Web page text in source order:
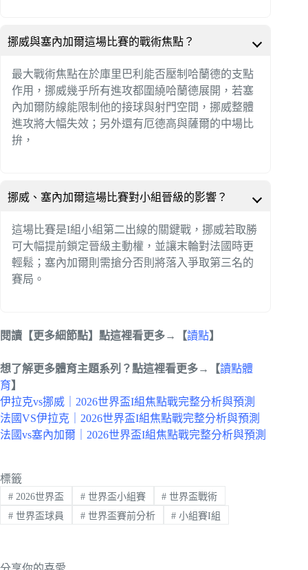
挪威與塞內加爾這場比賽的戰術焦點？
最大戰術焦點在於庫里巴利能否壓制哈蘭德的支點
作用，挪威幾乎所有進攻都圍繞哈蘭德展開，若塞
內加爾防線能限制他的接球與射門空間，挪威整體
進攻將大幅失效；另外還有厄德高與薩爾的中場比
拚，
挪威、塞內加爾這場比賽對小組晉級的影響？
這場比賽是I組小組第二出線的關鍵戰，挪威若取勝
可大幅提前鎖定晉級主動權，並讓末輪對法國時更
輕鬆；塞內加爾則需搶分否則將落入爭取第三名的
賽局。
閱讀【更多細節點】點這裡看更多→【讀點】
想了解更多體育主題系列？點這裡看更多→【讀點體
育】
伊拉克vs挪威｜2026世界盃I組焦點戰完整分析與預測
法國VS伊拉克｜2026世界盃I組焦點戰完整分析與預測
法國vs塞內加爾｜2026世界盃I組焦點戰完整分析與預測
標籤
#2026世界盃 #世界盃小組賽 # 世界盃戰術
#世界盃球員 #世界盃賽前分析 # 小組賽I組